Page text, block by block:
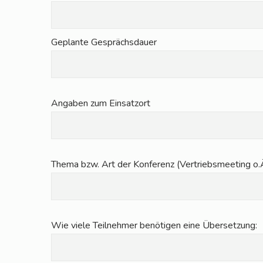
Geplan­te Gesprächsdauer
Anga­ben zum Einsatzort
The­ma bzw. Art der Kon­fe­renz (Ver­triebs­mee­ting
Wie vie­le Teil­neh­mer benö­ti­gen eine Übersetzung: